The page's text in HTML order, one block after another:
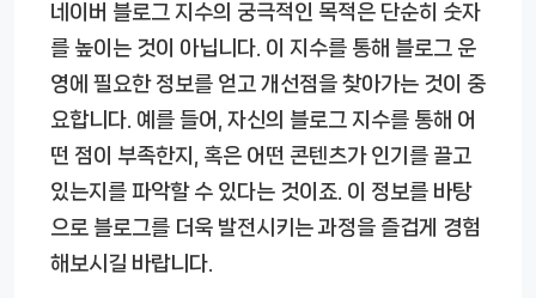
네이버 블로그 지수의 궁극적인 목적은 단순히 숫자
를 높이는 것이 아닙니다. 이 지수를 통해 블로그 운
영에 필요한 정보를 얻고 개선점을 찾아가는 것이 중
요합니다. 예를 들어, 자신의 블로그 지수를 통해 어
떤 점이 부족한지, 혹은 어떤 콘텐츠가 인기를 끌고
있는지를 파악할 수 있다는 것이죠. 이 정보를 바탕
으로 블로그를 더욱 발전시키는 과정을 즐겁게 경험
해보시길 바랍니다.